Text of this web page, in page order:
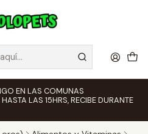
EN LAS COMUNAS
LAS 15HRS, RECIBE DURANTE